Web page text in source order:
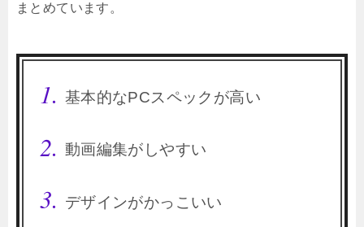
まとめています。
基本的なPCスペックが高い
動画編集がしやすい
デザインがかっこいい